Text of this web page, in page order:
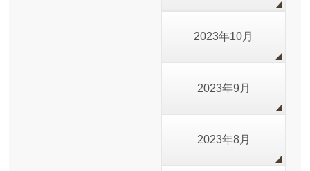
2023年10月
2023年9月
2023年8月